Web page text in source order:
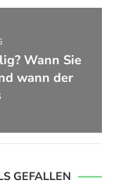
Wann Sie
wann der
GEFALLEN